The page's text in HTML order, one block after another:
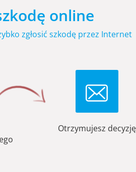
online
zgłosić szkodę przez Internet
Otrzymujesz decyzję